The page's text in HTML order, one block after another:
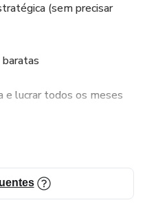
(sem precisar
e lucrar todos os meses
de pessoas
do zero!